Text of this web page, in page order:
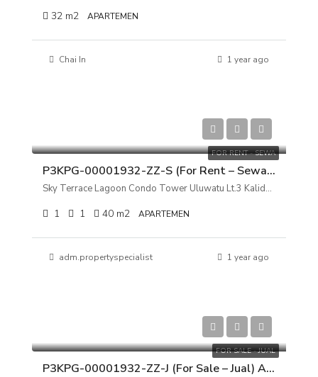
32 m2 APARTEMEN
Chai In 1 year ago
FOR RENT - SEWA
P3KPG-00001932-ZZ-S (For Rent – Sewa) Apartemen Sky Terrace Lagoon Condo Tower Uluwatu Lt.3 Kalideres, Jakarta Barat
Sky Terrace Lagoon Condo Tower Uluwatu Lt.3 Kalideres, Jakarta Barat
1 1 40 m2 APARTEMEN
adm.propertyspecialist 1 year ago
FOR SALE - JUAL
P3KPG-00001932-ZZ-J (For Sale – Jual) Apartemen Sky Terrace Lagoon Condo Tower Uluwatu Lt.3 Kalideres, Jakarta Barat